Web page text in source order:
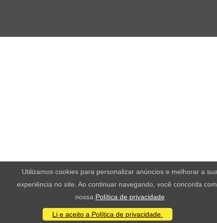
Utilizamos cookies para personalizar anúncios e melhorar a
experiência no site. Ao continuar navegando, você concorda
nossa Política de privacidade
Li e aceito a Política de privacidade.